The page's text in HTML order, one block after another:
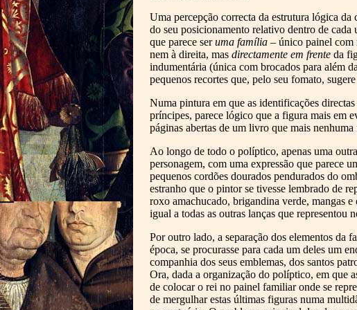
Uma percepção correcta da estrutura lógica da
do seu posicionamento relativo dentro de
que parece seruma família – único painel com
nem à direita, mas directamente em frente da
indumentária (única com brocados para além
pequenos recortes que, pelo seu fomato,
Numa pintura em que as identificações
príncipes, parece lógico que a figura mais em
páginas abertas de um livro que mais
Ao longo de todo o políptico, apenas uma
personagem, com uma expressão que parece
pequenos cordões dourados pendurados do
estranho que o pintor se tivesse lembrado de
roxo amachucado, brigandina verde, mangas
igual a todas as outras lanças que representou
Por outro lado, a separação dos elementos da
época, se procurasse para cada um deles um
companhia dos seus emblemas, dos santos
Ora, dada a organização do políptico, em que
de colocar o rei no painel familiar onde se
de mergulhar estas últimas figuras numa